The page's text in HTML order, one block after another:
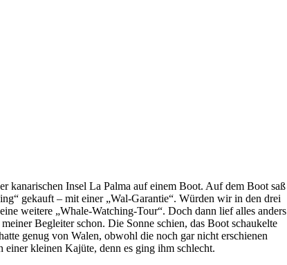
kanarischen Insel La Palma auf einem Boot. Auf dem Boot saß
gekauft – mit einer „Wal-Garantie“. Würden wir in den drei
weitere „Whale-Watching-Tour“. Doch dann lief alles anders
Begleiter schon. Die Sonne schien, das Boot schaukelte
genug von Walen, obwohl die noch gar nicht erschienen
einer kleinen Kajüte, denn es ging ihm schlecht.